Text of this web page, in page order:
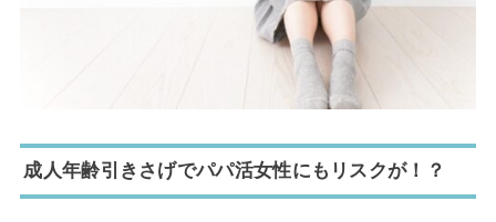
成人年齢引きさげでパパ活女性にもリスクが！？